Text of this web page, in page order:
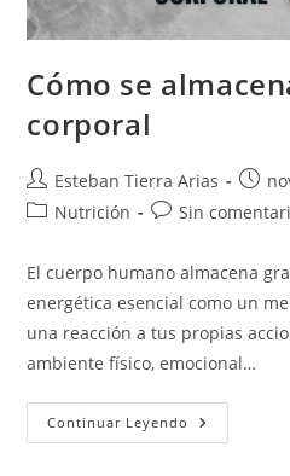
Cómo se
corporal
Autor
de
Esteban Tierra Arias
de
Categoría
la
entrada:
Nutrición
Comentarios
Sin
El cuerpo humano almacena
energética esencial como un
una reacción a tus propias
ambiente físico, emocional…
Continuar Leyendo Cómo
Se